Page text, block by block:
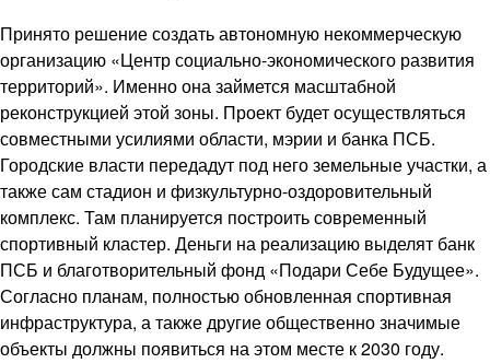
Принято решение создать автономную некоммерческую
организацию «Центр социально-экономического развития
территорий». Именно она займется масштабной
реконструкцией этой зоны. Проект будет осуществляться
совместными усилиями области, мэрии и банка ПСБ.
Городские власти передадут под него земельные участки, а
также сам стадион и физкультурно-оздоровительный
комплекс. Там планируется построить современный
спортивный кластер. Деньги на реализацию выделят банк
ПСБ и благотворительный фонд «Подари Себе Будущее».
Согласно планам, полностью обновленная спортивная
инфраструктура, а также другие общественно значимые
объекты должны появиться на этом месте к 2030 году.